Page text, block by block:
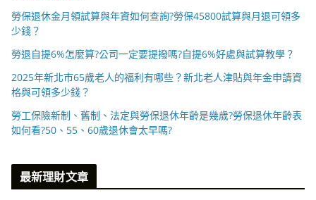
勞保退休金月領試算與年資如何查詢?勞保45800試算與月退可領多
少錢？
勞退自提6%怎麼算?公司一定要提撥嗎?自提6%好處與試算教學？
2025年新北市65歲老人的福利有哪些？新北老人津貼與年金申請資
格與可領多少錢？
勞工保險新制、舊制、法定與勞保退休年齡是幾歲?勞保退休年齡表
如何看?50、55、60歲退休會太早嗎?
最新理財文章